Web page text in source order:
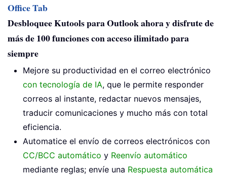
Office Tab
Desbloquee Kutools para Outlook ahora y disfrute de
más de 100 funciones con acceso ilimitado para
siempre
Mejore su productividad en el correo electrónico
con tecnología de IA, que le permite responder
correos al instante, redactar nuevos mensajes,
traducir comunicaciones y mucho más con total
eficiencia.
Automatice el envío de correos electrónicos con
CC/BCC automático y Reenvío automático
mediante reglas; envíe una Respuesta automática